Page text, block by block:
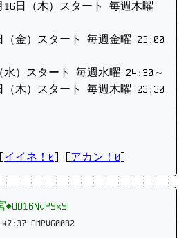
16日（木）スタート 毎週木曜
（金）スタート 毎週金曜 23:00
水）スタート 毎週水曜 24:30～
（木）スタート 毎週木曜 23:30
イイネ！0 アカン！0
OMPVG0082